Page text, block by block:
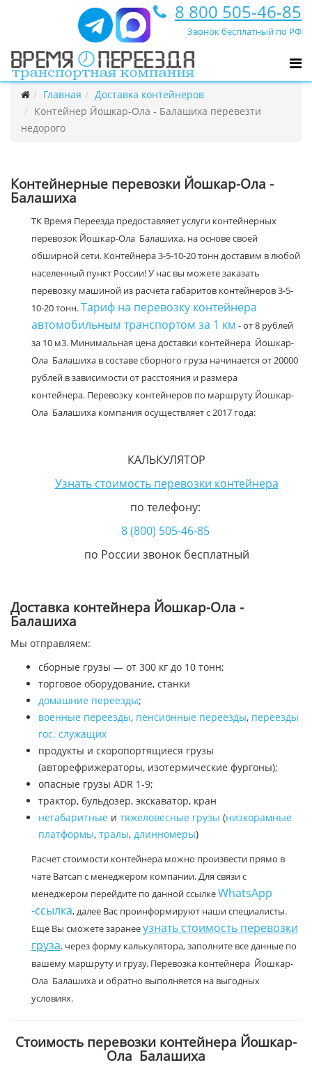
8 800 505-46-85
Звонок бесплатный по РФ
Главная
Доставка контейнеров
Контейнер Йошкар-Ола - Балашиха перевезти
недорого
Контейнерные перевозки Йошкар-Ола -
Балашиха
ТК Время Переезда предоставляет услуги контейнерных
перевозок Йошкар-Ола Балашиха, на основе своей
обширной сети. Контейнера 3-5-10-20 тонн доставим в любой
населенный пункт России! У нас вы можете заказать
перевозку машиной из расчета габаритов контейнеров 3-5-
10-20 тонн.Тариф на перевозку контейнера
автомобильным транспортом за 1 км - от 8 рублей
за 10 м3. Минимальная цена доставки контейнера Йошкар-
Ола Балашиха в составе сборного груза начинается от 20000
рублей в зависимости от расстояния и размера
контейнера. Перевозку контейнеров по маршруту Йошкар-
Ола Балашиха компания осуществляет с 2017 года:
КАЛЬКУЛЯТОР
Узнать стоимость перевозки контейнера
по телефону:
8 (800) 505-46-85
по России звонок бесплатный
Доставка контейнера Йошкар-Ола -
Балашиха
Мы отправляем:
сборные грузы — от 300 кг до 10 тонн;
торговое оборудование, станки
домашние переезды;
военные переезды, пенсионные переезды, переезды
гос. служащих
продукты и скоропортящиеся грузы
(авторефрижераторы, изотермические фургоны);
опасные грузы ADR 1-9;
трактор, бульдозер, экскаватор, кран
негабаритные и тяжеловесные грузы (низкорамные
платформы, тралы, длинномеры)
Расчет стоимости контейнера можно произвести прямо в
чате Ватсап с менеджером компании. Для связи с
менеджером перейдите по данной ссылкеWhatsApp
-ссылка, далее Вас проинформируют наши специалисты.
Ещё Вы сможете заранееузнать стоимость перевозки
груза. через форму калькулятора, заполните все данные по
вашему маршруту и грузу. Перевозка контейнера Йошкар-
Ола Балашиха и обратно выполняется на выгодных
условиях.
Стоимость перевозки контейнера Йошкар-
Ола Балашиха